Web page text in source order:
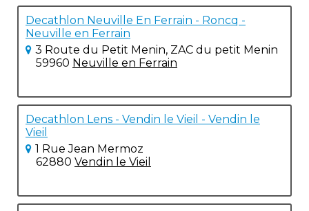
Decathlon Neuville En Ferrain - Roncq -
Neuville en Ferrain
3 Route du Petit Menin, ZAC du petit Menin
59960 Neuville en Ferrain
Decathlon Lens - Vendin le Vieil - Vendin le
Vieil
1 Rue Jean Mermoz
62880 Vendin le Vieil